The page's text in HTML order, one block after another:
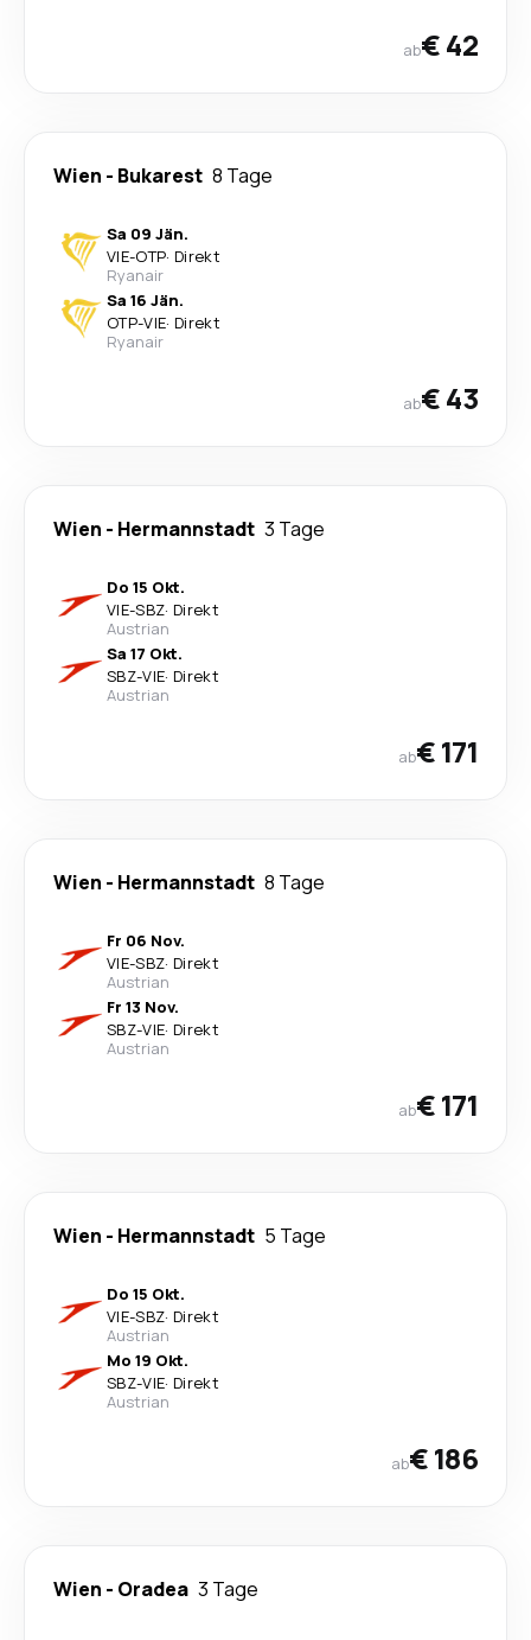
ab€ 42
Wien - Bukarest 8 Tage
Sa 09 Jän.
VIE-OTP· Direkt
Ryanair
Sa 16 Jän.
OTP-VIE· Direkt
Ryanair
ab€ 43
Wien - Hermannstadt 3 Tage
Do 15 Okt.
VIE-SBZ· Direkt
Austrian
Sa 17 Okt.
SBZ-VIE· Direkt
Austrian
ab€ 171
Wien - Hermannstadt 8 Tage
Fr 06 Nov.
VIE-SBZ· Direkt
Austrian
Fr 13 Nov.
SBZ-VIE· Direkt
Austrian
ab€ 171
Wien - Hermannstadt 5 Tage
Do 15 Okt.
VIE-SBZ· Direkt
Austrian
Mo 19 Okt.
SBZ-VIE· Direkt
Austrian
ab€ 186
Wien - Oradea 3 Tage